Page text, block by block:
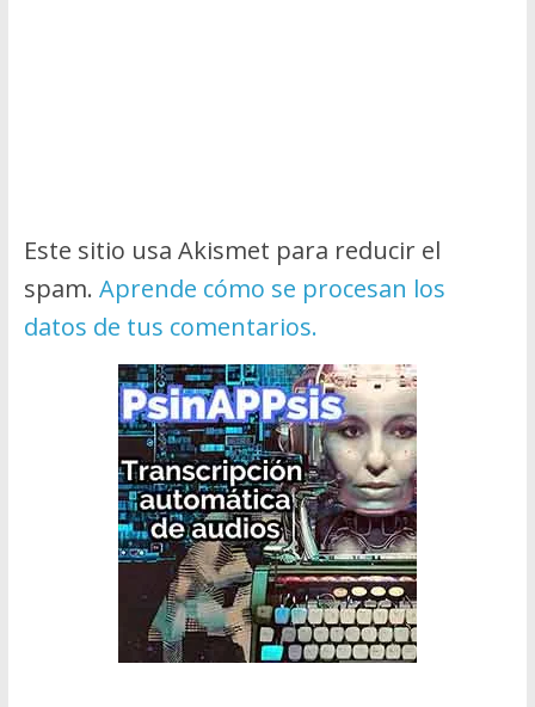
Este sitio usa Akismet para reducir el
spam. Aprende cómo se procesan los
datos de tus comentarios.